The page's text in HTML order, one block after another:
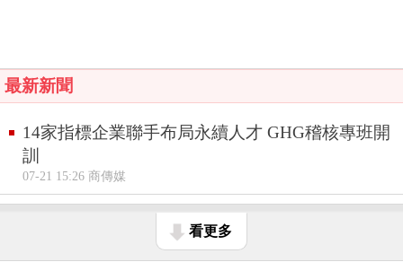
最新新聞
14家指標企業聯手布局永續人才 GHG稽核專班開
訓
07-21 15:26 商傳媒
看更多